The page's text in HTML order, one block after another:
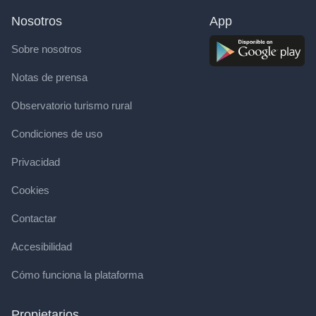
Nosotros
Sobre nosotros
Notas de prensa
Observatorio turismo rural
Condiciones de uso
Privacidad
Cookies
Contactar
Accesibilidad
Cómo funciona la plataforma
App